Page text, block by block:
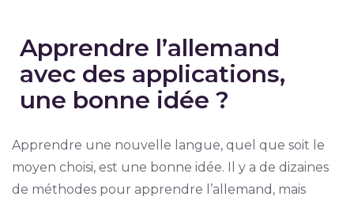
Apprendre l’allemand
avec des applications,
une bonne idée ?
Apprendre une nouvelle langue, quel que soit le
moyen choisi, est une bonne idée. Il y a de dizaines
de méthodes pour apprendre l’allemand, mais